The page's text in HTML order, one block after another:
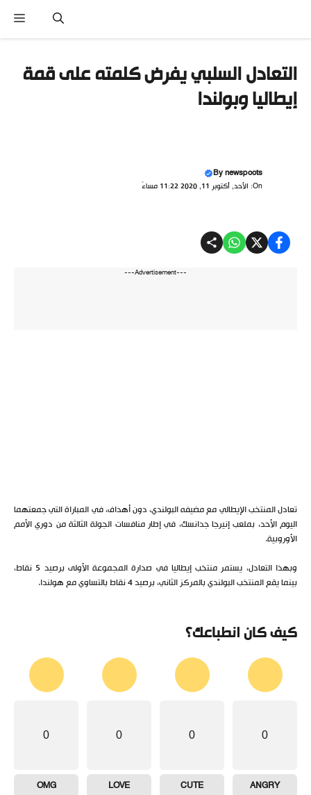
التعادل السلبي يفرض كلمته على قمة
إيطاليا وبولندا
Bynewspoots
On: الأحد, أكتوبر 11, 2020 11:22 مساءً
---Advertisement---
تعادل المنتخب الإيطالي مع مضيفه البولندي، دون أهداف، في المباراة التي جمعتهما
اليوم الأحد، بملعب إنيرجا جدانسك، في إطار منافسات الجولة الثالثة من دوري الأمم
الأوروبية.
وبهذا التعادل، يستمر منتخب إيطاليا في صدارة المجموعة الأولى برصيد 5 نقاط،
بينما يقع المنتخب البولندي بالمركز الثاني، برصيد 4 نقاط بالتساوي مع هولندا.
كيف كان انطباعك؟
0
ANGRY
0
CUTE
0
LOVE
0
OMG